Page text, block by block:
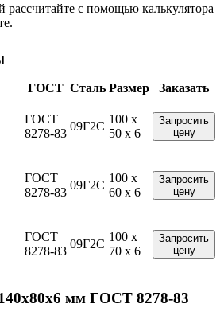
с помощью калькулятора
ГОСТ Сталь Размер
Заказать
ГОСТ
8278-83
09Г2С
100 x
50 x 6
Запросить
цену
ГОСТ
8278-83
09Г2С
100 x
60 x 6
Запросить
цену
ГОСТ
8278-83
09Г2С
100 x
70 x 6
Запросить
цену
мм ГОСТ 8278-83